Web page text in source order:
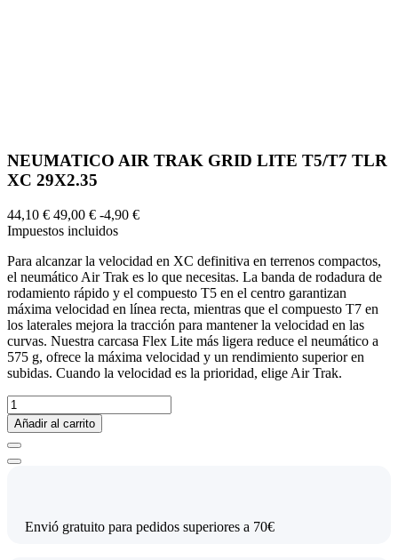
NEUMATICO AIR TRAK GRID LITE T5/T7 TLR
XC 29X2.35
44,10 € 49,00 € -4,90 €
Impuestos incluidos
Para alcanzar la velocidad en XC definitiva en terrenos compactos,
el neumático Air Trak es lo que necesitas. La banda de rodadura de
rodamiento rápido y el compuesto T5 en el centro garantizan
máxima velocidad en línea recta, mientras que el compuesto T7 en
los laterales mejora la tracción para mantener la velocidad en las
curvas. Nuestra carcasa Flex Lite más ligera reduce el neumático a
575 g, ofrece la máxima velocidad y un rendimiento superior en
subidas. Cuando la velocidad es la prioridad, elige Air Trak.
Añadir al carrito
Envió gratuito para pedidos superiores a 70€